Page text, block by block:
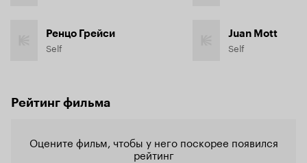
Ренцо Грейси
Self
Juan Mott
Self
Рейтинг фильма
Оцените фильм, чтобы у него поскорее появился
рейтинг